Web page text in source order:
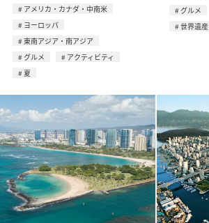
アメリカ・カナダ・中南米
ヨーロッパ
東南アジア・南アジア
グルメ
アクティビティ
夏
グルメ
世界遺産